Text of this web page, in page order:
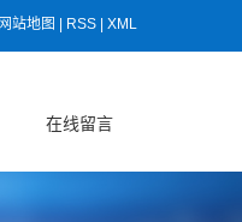
网站地图 RSS XML
在线留言